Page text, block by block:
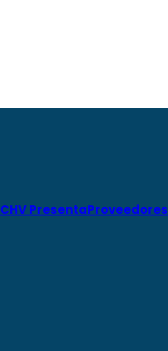
CHV PresentaProveedores